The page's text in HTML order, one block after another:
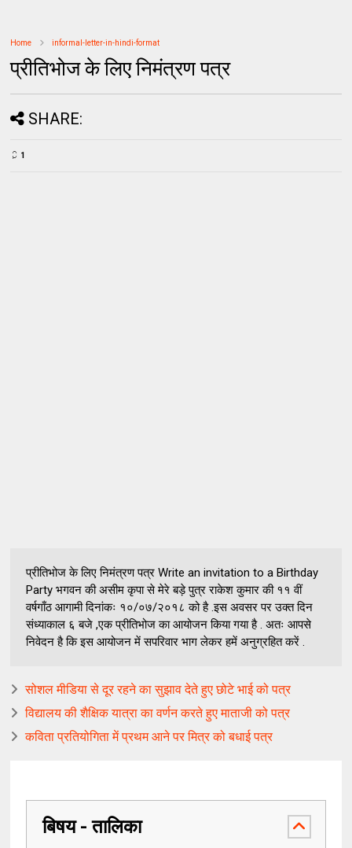
Home informal-letter-in-hindi-format
प्रीतिभोज के लिए निमंत्रण पत्र
SHARE:
1
प्रीतिभोज के लिए निमंत्रण पत्र Write an invitation to a Birthday
Party भगवन की असीम कृपा से मेरे बड़े पुत्र राकेश कुमार की ११ वीं
वर्षगाँठ आगामी दिनांकः १०/०७/२०१८ को है .इस अवसर पर उक्त दिन
संध्याकाल ६ बजे ,एक प्रीतिभोज का आयोजन किया गया है . अतः आपसे
निवेदन है कि इस आयोजन में सपरिवार भाग लेकर हमें अनुग्रहित करें .
सोशल मीडिया से दूर रहने का सुझाव देते हुए छोटे भाई को पत्र
विद्यालय की शैक्षिक यात्रा का वर्णन करते हुए माताजी को पत्र
कविता प्रतियोगिता में प्रथम आने पर मित्र को बधाई पत्र
बिषय - तालिका